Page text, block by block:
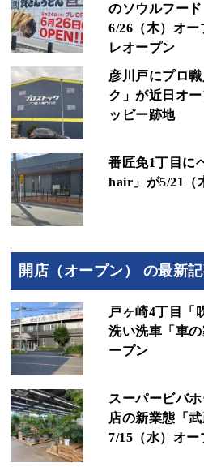
のソウルフード
6/26（木）オ
レオープン
彦川戸にプロ
ク」が近日オ
ッピー跡地
番匠免1丁目に
hair」が5/21（
開店（オープン） の最新
戸ヶ崎4丁目「
洗い洗車「車の
ープン
スーパービバ
店の新業態「
7/15（水）オー